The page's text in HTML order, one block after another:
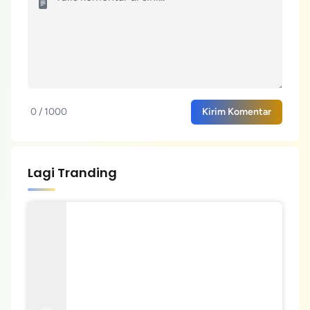
0 / 1000 Kirim Komentar
Lagi Tranding